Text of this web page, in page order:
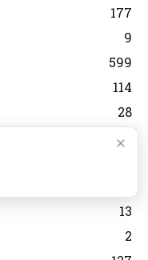
177
9
599
114
28
44
13
2
×